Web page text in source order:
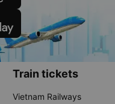
Train tickets
Vietnam Railways